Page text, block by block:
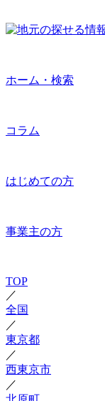
ホーム・検索
コラム
はじめての方
事業主の方
TOP
／
全国
／
東京都
／
西東京市
／